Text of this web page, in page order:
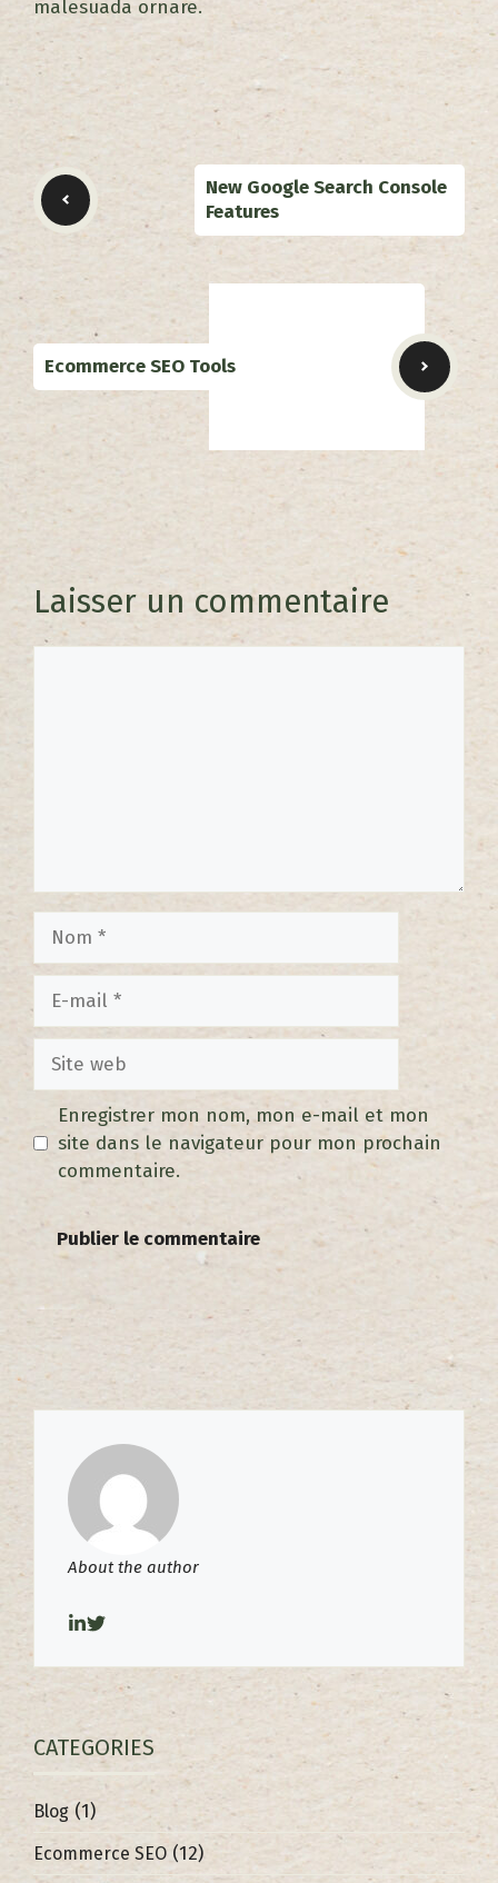
malesuada ornare.
New Google Search Console
Features
Ecommerce SEO Tools
Laisser un commentaire
Enregistrer mon nom, mon e-mail et mon
site dans le navigateur pour mon prochain
commentaire.
About the author
CATEGORIES
Blog (1)
Ecommerce SEO (12)